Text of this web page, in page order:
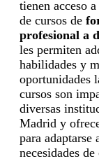
tienen acceso
de cursos de
profesional a
les permiten
habilidades y
oportunidades
cursos son
diversas
Madrid y
para adaptarse
necesidades